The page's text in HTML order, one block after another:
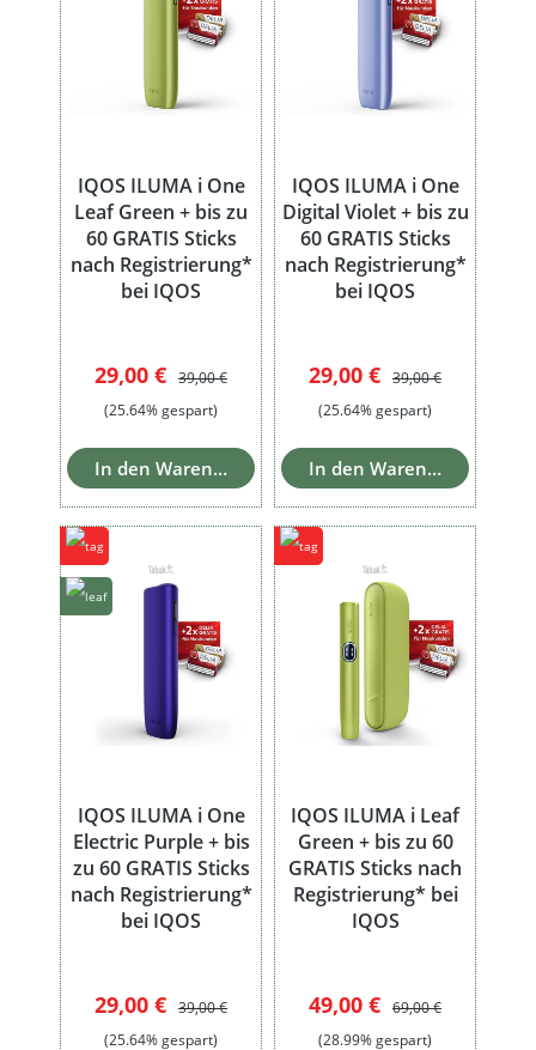
IQOS ILUMA i One
Leaf Green + bis zu
60 GRATIS Sticks
nach Registrierung*
bei IQOS
Verkaufspreis:
29,00 € Regulärer Preis:
39,00 €
(25.64% gespart)
In den Warenkorb
IQOS ILUMA i One
Digital Violet + bis zu
60 GRATIS Sticks
nach Registrierung*
bei IQOS
Verkaufspreis:
29,00 € Regulärer Preis:
39,00 €
(25.64% gespart)
In den Warenkorb
IQOS ILUMA i One
Electric Purple + bis
zu 60 GRATIS Sticks
nach Registrierung*
bei IQOS
Verkaufspreis:
29,00 € Regulärer Preis:
39,00 €
(25.64% gespart)
IQOS ILUMA i Leaf
Green + bis zu 60
GRATIS Sticks nach
Registrierung* bei
IQOS
Verkaufspreis:
49,00 € Regulärer Preis:
69,00 €
(28.99% gespart)